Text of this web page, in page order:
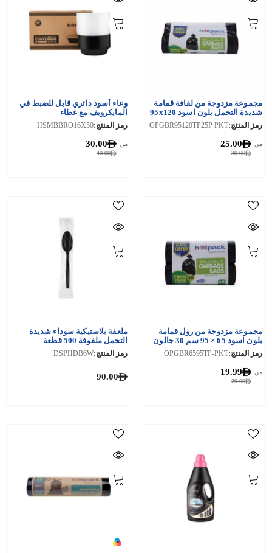
مجموعة مزدوجة من لفافة قمامة
شديدة التحمل بلون اسود 95x120
سم 60 جالون 24 قطعة
رمز المنتج:OPGBR95120TP25P PKT
30.00
من 25.00
وعاء أسود دائري قابل للضبط في
المايكرويف مع غطاء
رمز المنتج:HSMBBRO16X50
40.00
من 30.00
مجموعة مزدوجة من رول قمامة
بلون اسود 65 × 95 سم 30 جالون
خصم 25٪ بلون اسود
رمز المنتج:OPGBR6595TP-PKT
29.00
من 19.99
ملعقة بلاستيكية سوداء شديدة
التحمل ملفوفة 500 قطعة
رمز المنتج:DSPHDB6W
90.00